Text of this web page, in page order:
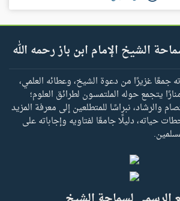
الشيخ الإمام ابن باز رحمه الله
غزيرًا من دعوة الشيخ، وعطائه العلمي،
يتجمع حوله الملتمسون لطرائق العلوم؛
والرشاد، نبراسًا للمتطلعين إلى معرفة المزيد
حياته، دليلًا جامعًا لفتاويه وإجاباته على